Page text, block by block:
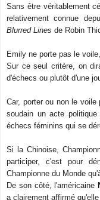
Sans être véritablement
relativement connue
Blurred Lines de Robin
Emily ne porte pas le
Sur ce seul critère, on
d'échecs ou plutôt d'une
Car, porter ou non le
soudain un acte
échecs féminins qui se
Si la Chinoise,
participer, c'est pour
Championne du Monde
De son côté, l'américaine
a clairement affirmé